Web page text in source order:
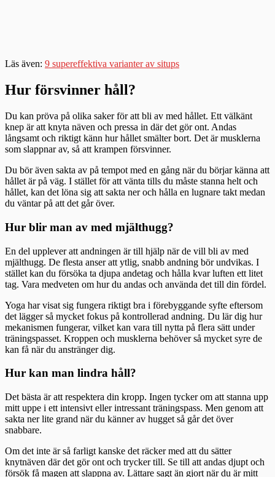
Läs även: 9 supereffektiva varianter av situps
Hur försvinner håll?
Du kan pröva på olika saker för att bli av med hållet. Ett välkänt
knep är att knyta näven och pressa in där det gör ont. Andas
långsamt och riktigt känn hur hållet smälter bort. Det är musklerna
som slappnar av, så att krampen försvinner.
Du bör även sakta av på tempot med en gång när du börjar känna att
hållet är på väg. I stället för att vänta tills du måste stanna helt och
hållet, kan det löna sig att sakta ner och hålla en lugnare takt medan
du väntar på att det går över.
Hur blir man av med mjälthugg?
En del upplever att andningen är till hjälp när de vill bli av med
mjälthugg. De flesta anser att ytlig, snabb andning bör undvikas. I
stället kan du försöka ta djupa andetag och hålla kvar luften ett litet
tag. Vara medveten om hur du andas och använda det till din fördel.
Yoga har visat sig fungera riktigt bra i förebyggande syfte eftersom
det lägger så mycket fokus på kontrollerad andning. Du lär dig hur
mekanismen fungerar, vilket kan vara till nytta på flera sätt under
träningspasset. Kroppen och musklerna behöver så mycket syre de
kan få när du anstränger dig.
Hur kan man lindra håll?
Det bästa är att respektera din kropp. Ingen tycker om att stanna upp
mitt uppe i ett intensivt eller intressant träningspass. Men genom att
sakta ner lite grand när du känner av hugget så går det över
snabbare.
Om det inte är så farligt kanske det räcker med att du sätter
knytnäven där det gör ont och trycker till. Se till att andas djupt och
försök få magen att slappna av. Lättare sagt än gjort när du är mitt